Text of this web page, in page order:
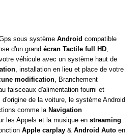
sous système Android compatible
d'un grand écran Tactile full HD,
véhicule avec un système haut de
, installation en lieu et place de votre
modification, Branchement
faisceaux d'alimentation fourni et
de la voiture, le système Android
comme la Navigation
les Appels et la musique en streaming
Apple carplay & Android Auto en